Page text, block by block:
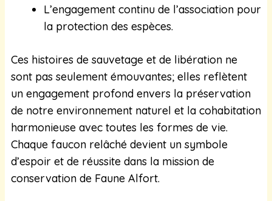
L’engagement continu de l’association pour
la protection des espèces.
Ces histoires de sauvetage et de libération ne
sont pas seulement émouvantes; elles reflètent
un engagement profond envers la préservation
de notre environnement naturel et la cohabitation
harmonieuse avec toutes les formes de vie.
Chaque faucon relâché devient un symbole
d’espoir et de réussite dans la mission de
conservation de Faune Alfort.